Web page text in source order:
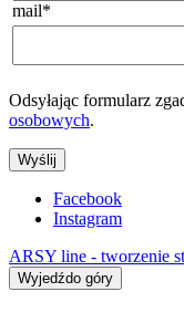
mail*
Odsyłając formularz
osobowych.
Wyślij
Facebook
Instagram
ARSY line - tworzenie
Wyjedźdo góry